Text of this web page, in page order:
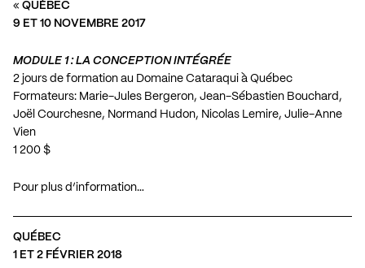
« QUÉBEC
9 ET 10 NOVEMBRE 2017
MODULE 1 : LA CONCEPTION INTÉGRÉE
2 jours de formation au Domaine Cataraqui à Québec
Formateurs: Marie-Jules Bergeron, Jean-Sébastien Bouchard,
Joël Courchesne, Normand Hudon, Nicolas Lemire, Julie-Anne
Vien
1 200 $
Pour plus d’information…
QUÉBEC
1 ET 2 FÉVRIER 2018